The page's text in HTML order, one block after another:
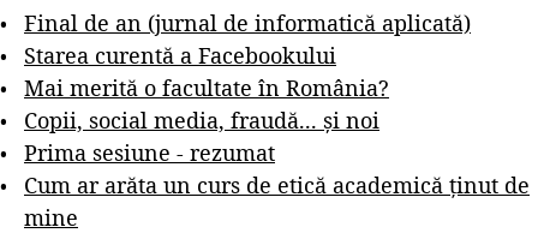
Final de an (jurnal de informatică aplicată)
Starea curentă a Facebookului
Mai merită o facultate în România?
Copii, social media, fraudă... și noi
Prima sesiune - rezumat
Cum ar arăta un curs de etică academică ținut de
mine